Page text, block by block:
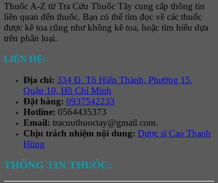
Thuốc A-Z từ Tra Cứu Thuốc Tây cung cấp thông tin
liên quan đến thuốc. Bạn có thể tìm đọc về các thuốc
được kê toa cũng như không kê toa, hoặc tìm hiểu dựa
trên phân loại.
LIÊN HỆ:
Địa chỉ: 334 Đ. Tô Hiến Thành, Phường 15,
Quận 10, Hồ Chí Minh
Đặt hàng: 0937542233
Hotline: 0564435373
Email: tracuuthuoctay@gmail.com.
Chịu trách nhiệm nội dung: Dược sĩ Cao Thanh
Hùng
THÔNG TIN THUỐC: